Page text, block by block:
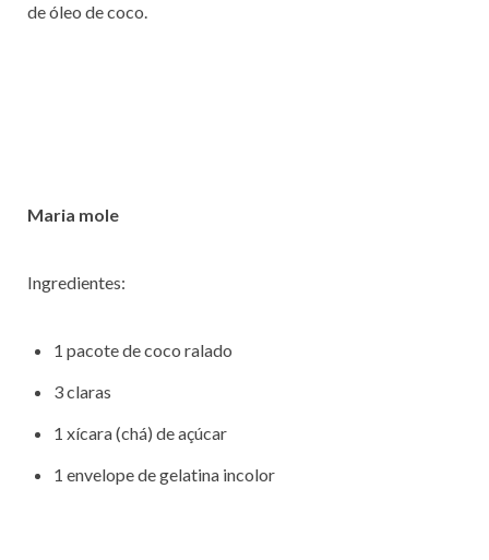
de óleo de coco.
Maria mole
Ingredientes:
1 pacote de coco ralado
3 claras
1 xícara (chá) de açúcar
1 envelope de gelatina incolor